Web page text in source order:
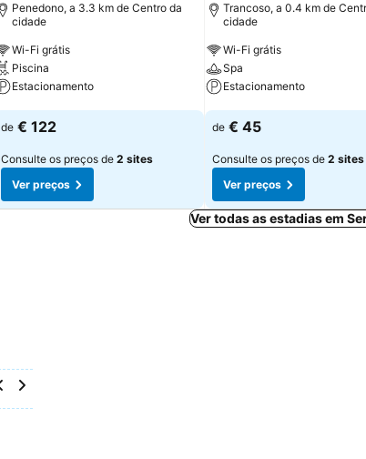
Penedono, a 3.3 km de Centro da
cidade
Wi-Fi grátis
Piscina
Estacionamento
Ver preços
de € 122
Consulte os preços de 2 sites
Ver preços
Trancoso, a 0.4 km de
cidade
Wi-Fi grátis
Spa
Estacionamento
Ver preços
de € 45
Consulte os preços de 2 sites
Ver preços
Ver todas as estadias em